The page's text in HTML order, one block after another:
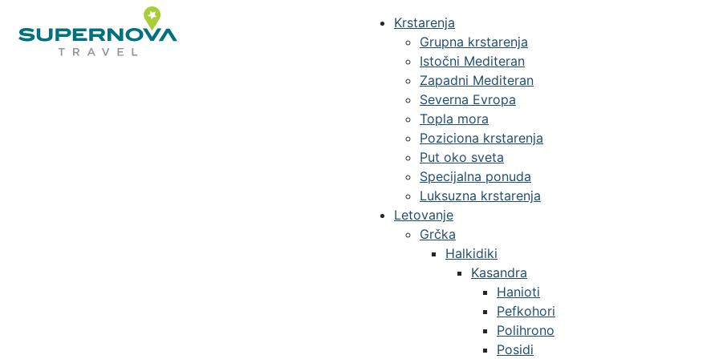
Krstarenja
Grupna krstarenja
Istočni Mediteran
Zapadni Mediteran
Severna Evropa
Topla mora
Poziciona krstarenja
Put oko sveta
Specijalna ponuda
Luksuzna krstarenja
Letovanje
Grčka
Halkidiki
Kasandra
Hanioti
Pefkohori
Polihrono
Posidi